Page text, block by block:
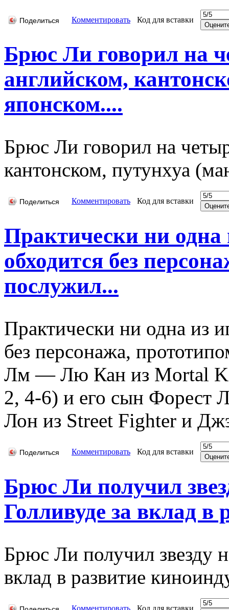
Поделиться Комментировать Код для вставки
Брюс Ли говорил на
английском,
японском....
Брюс Ли говорил на
кантонском, путунхуа
Поделиться Комментировать Код для вставки
Практически ни
обходится без
послужил...
Практически ни одна из
без персонажа,
Лм — Лю Кан из Mortal
2, 4-6) и его сын Форест
Лон из Street Fighter и
Поделиться Комментировать Код для вставки
Брюс Ли получил
Голливуде за вклад в
Брюс Ли получил звезду
вклад в развитие
Комментировать Код для вставки